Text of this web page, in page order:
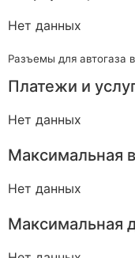
Нет данных
Разъемы для автогаза
Платежи и
Нет данных
Максимальная
Нет данных
Максимальная